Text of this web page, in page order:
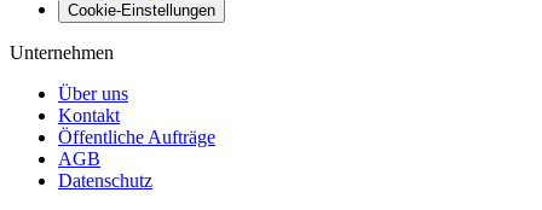
Cookie-Einstellungen
Unternehmen
Über uns
Kontakt
Öffentliche Aufträge
AGB
Datenschutz